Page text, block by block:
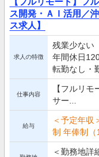
ス開発・ＡＩ活用／
ス求人】
求人の特徴
残業少ない
年間休日
転勤なし・
仕事内容
【フルリ
サー...
給与
＜予定年収
制 年俸制（
＜勤務地詳